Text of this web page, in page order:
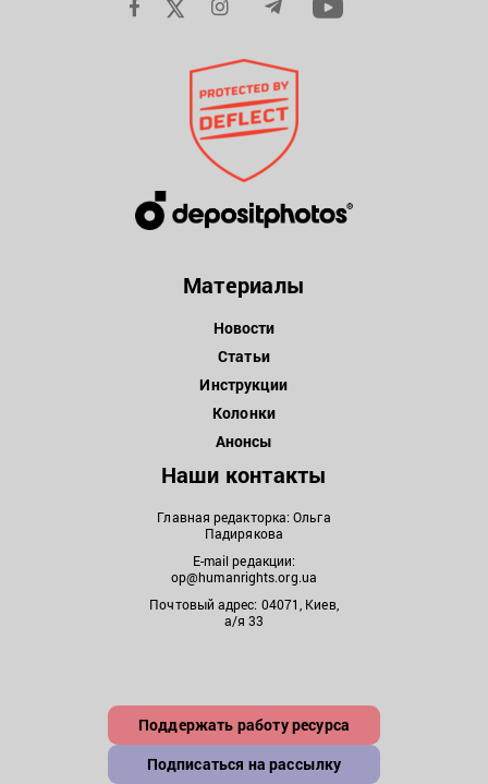
Материалы
Новости
Статьи
Инструкции
Колонки
Анонсы
Наши контакты
Главная редакторка: Ольга
Падирякова
E-mail редакции:
op@humanrights.org.ua
Почтовый адрес: 04071, Киев,
а/я 33
Поддержать работу ресурса
Подписаться на рассылку